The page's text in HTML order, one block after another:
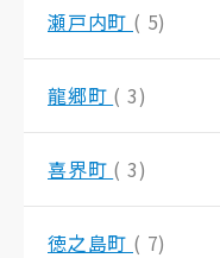
瀬戸内町 ( 5)
龍郷町 ( 3)
喜界町 ( 3)
徳之島町 ( 7)